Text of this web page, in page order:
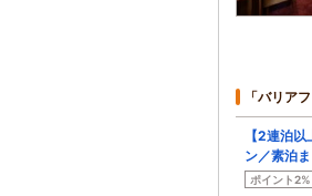
「バリア
【2連泊
ン／素泊
ポイント2%